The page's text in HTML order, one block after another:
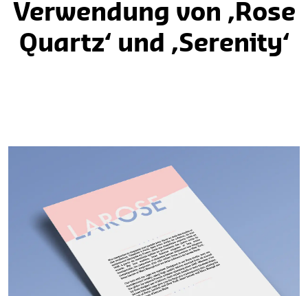
Verwendung von ‚Rose
Quartz‘ und ‚Serenity‘